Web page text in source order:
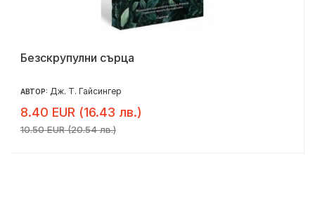
Безскрупулни сърца
АВТОР: Дж. Т. Гайсингер
8.40 EUR (16.43 лв.)
10.50 EUR (20.54 лв.)